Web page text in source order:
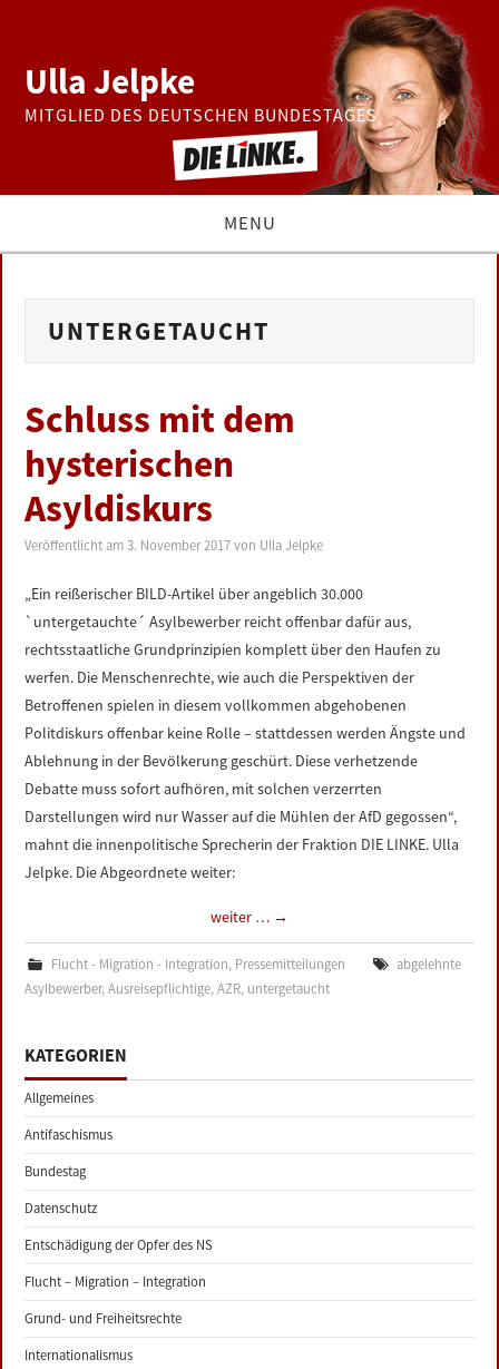
Ulla Jelpke
MITGLIED DES DEUTSCHEN BUNDESTAGES
MENU
BUNDESTAG
ZUR PERSON
LINKS
IMPRESSUM
UNTERGETAUCHT
Schluss mit dem
hysterischen
Asyldiskurs
Veröffentlicht am3. November 2017 von Ulla Jelpke
„Ein reißerischer BILD-Artikel über angeblich 30.000
`untergetauchte´ Asylbewerber reicht offenbar dafür aus,
rechtsstaatliche Grundprinzipien komplett über den Haufen zu
werfen. Die Menschenrechte, wie auch die Perspektiven der
Betroffenen spielen in diesem vollkommen abgehobenen
Politdiskurs offenbar keine Rolle – stattdessen werden Ängste und
Ablehnung in der Bevölkerung geschürt. Diese verhetzende
Debatte muss sofort aufhören, mit solchen verzerrten
Darstellungen wird nur Wasser auf die Mühlen der AfD gegossen“,
mahnt die innenpolitische Sprecherin der Fraktion DIE LINKE. Ulla
Jelpke. Die Abgeordnete weiter:
weiter … →
Flucht - Migration - Integration, Pressemitteilungen
abgelehnte
Asylbewerber,Ausreisepflichtige,AZR, untergetaucht
KATEGORIEN
Allgemeines
Antifaschismus
Bundestag
Datenschutz
Entschädigung der Opfer des NS
Flucht – Migration – Integration
Grund- und Freiheitsrechte
Internationalismus